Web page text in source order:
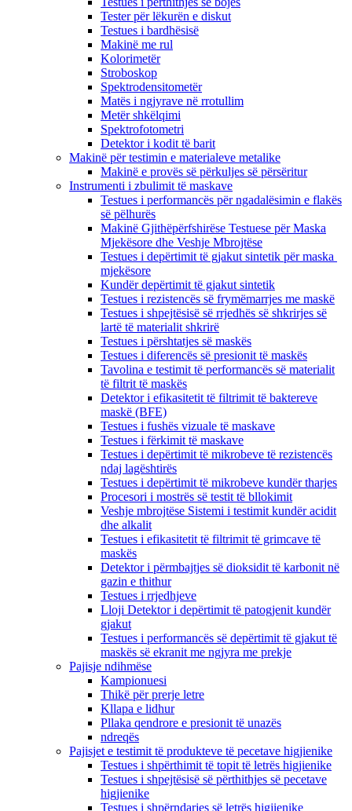
Tester për lëkurën e diskut
Testues i bardhësisë
Makinë me rul
Kolorimetër
Stroboskop
Spektrodensitometër
Matës i ngjyrave në rrotullim
Metër shkëlqimi
Spektrofotometri
Detektor i kodit të barit
Makinë për testimin e materialeve metalike
Makinë e provës së përkuljes së përsëritur
Instrumenti i zbulimit të maskave
Testues i performancës për ngadalësimin e flakës
së pëlhurës
Makinë Gjithëpërfshirëse Testuese për Maska
Mjekësore dhe Veshje Mbrojtëse
Testues i depërtimit të gjakut sintetik për maska ​​
mjekësore
Kundër depërtimit të gjakut sintetik
Testues i rezistencës së frymëmarrjes me maskë
Testues i shpejtësisë së rrjedhës së shkrirjes së
lartë të materialit shkrirë
Testues i përshtatjes së maskës
Testues i diferencës së presionit të maskës
Tavolina e testimit të performancës së materialit
të filtrit të maskës
Detektor i efikasitetit të filtrimit të baktereve
maskë (BFE)
Testues i fushës vizuale të maskave
Testues i fërkimit të maskave
Testues i depërtimit të mikrobeve të rezistencës
ndaj lagështirës
Testues i depërtimit të mikrobeve kundër tharjes
Procesori i mostrës së testit të bllokimit
Veshje mbrojtëse Sistemi i testimit kundër acidit
dhe alkalit
Testues i efikasitetit të filtrimit të grimcave të
maskës
Detektor i përmbajtjes së dioksidit të karbonit në
gazin e thithur
Testues i rrjedhjeve
Lloji Detektor i depërtimit të patogjenit kundër
gjakut
Testues i performancës së depërtimit të gjakut të
maskës së ekranit me ngjyra me prekje
Pajisje ndihmëse
Kampionuesi
Thikë për prerje letre
Kllapa e lidhur
Pllaka qendrore e presionit të unazës
ndreqës
Pajisjet e testimit të produkteve të pecetave higjienike
Testues i shpërthimit të topit të letrës higjienike
Testues i shpejtësisë së përthithjes së pecetave
higjienike
Testues i shpërndarjes së letrës higjienike